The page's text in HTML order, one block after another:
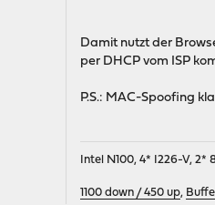
Damit nutzt der
per DHCP vom ISP
P.S.: MAC-Spoofing
Intel N100, 4* I226-V, 2*
1100 down / 450 up,